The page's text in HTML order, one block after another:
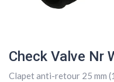
Check Valve Nr
Clapet anti-retour 25 mm